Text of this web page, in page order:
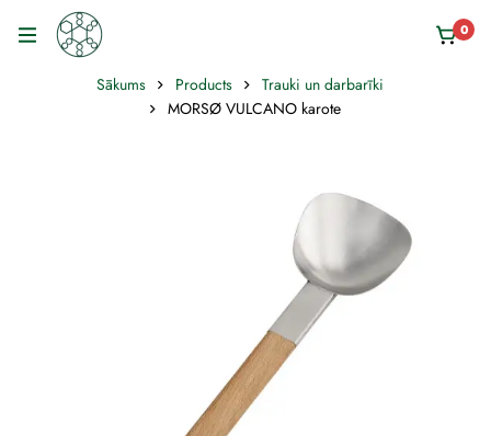
0
Sākums Products
Trauki un darbarīki
MORSØ VULCANO karote